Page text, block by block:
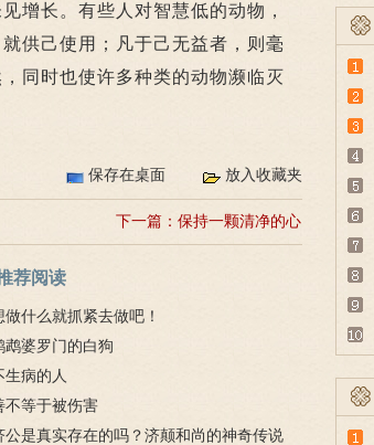
增长。有些人对智慧低的动物，
供己使用；凡于己无益者，则毫
同时也使许多种类的动物濒临灭
保存在桌面 放入收藏夹
下一篇： 保持一颗清净的心
荐阅读
做什么就抓紧去做吧！
鹉婆罗门的白狗
生病的人
不等于被伤害
公是真实存在的吗？济颠和尚的神奇传说